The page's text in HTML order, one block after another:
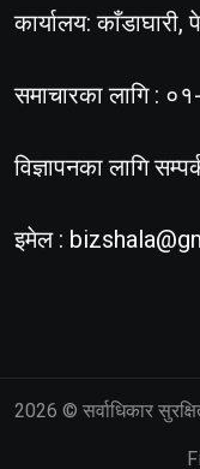
कार्यालय: काँडाघारी,
समाचारका लागि :
विज्ञापनका लागि
इमेल :
2026 © सर्वाधिकार